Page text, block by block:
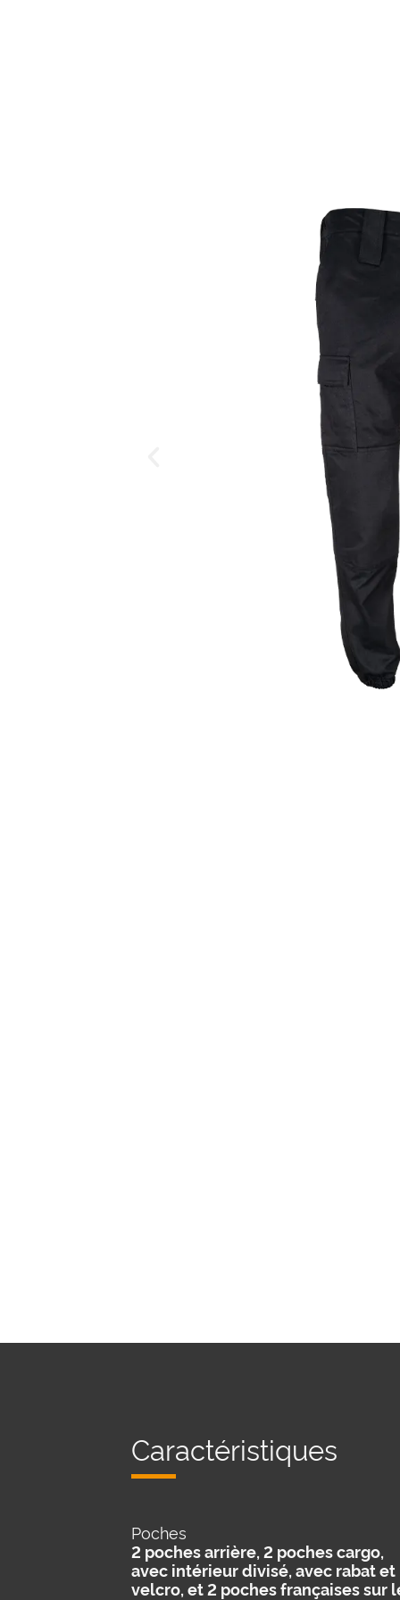
Caractéristiques
Poches
2 poches arrière, 2 poches cargo,
avec intérieur divisé, avec rabat et
velcro, et 2 poches françaises sur